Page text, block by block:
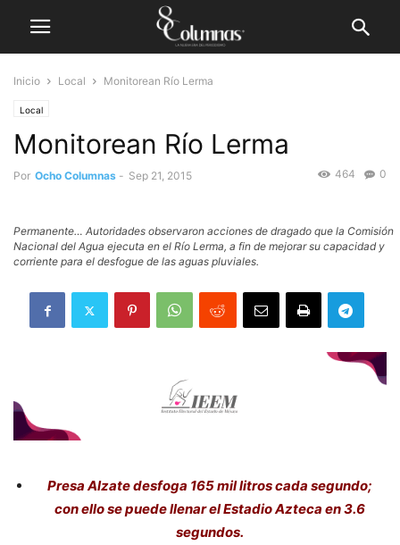
Inicio Local Monitorean Río Lerma
Local
Monitorean Río Lerma
Por Ocho Columnas - Sep 21, 2015 0
464
Permanente… Autoridades observaron acciones de dragado que la Comisión
Nacional del Agua ejecuta en el Río Lerma, a fin de mejorar su capacidad y
corriente para el desfogue de las aguas pluviales.
Presa Alzate desfoga 165 mil litros cada segundo;
con ello se puede llenar el Estadio Azteca en 3.6
segundos.